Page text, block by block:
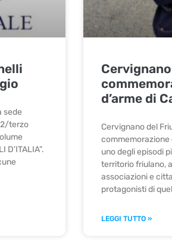
sede
2/terzo
D’ITALIA”.
d’arme di
Cervignano del
commemorazione
uno degli episodi
territorio friulano,
associazioni e
protagonisti di
LEGGI TUTTO »